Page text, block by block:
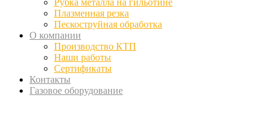
Рубка металла на гильотине
Плазменная резка
Пескоструйная обработка
О компании
Производство КТП
Наши работы
Сертификаты
Контакты
Газовое оборудование